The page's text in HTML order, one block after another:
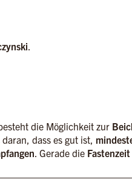
.
die Möglichkeit zur
dass es gut ist,
. Gerade die Fastenzeit